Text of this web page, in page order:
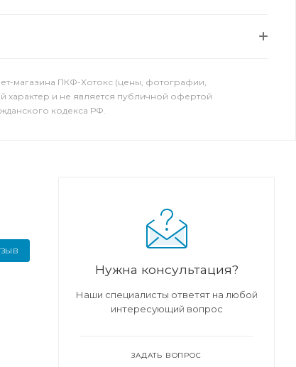
магазина ПКФ-Хотокс (цены, фотографии,
характер и не является публичной офертой
кодекса РФ.
Нужна консультация?
Наши специалисты ответят на любой
интересующий вопрос
ЗАДАТЬ ВОПРОС